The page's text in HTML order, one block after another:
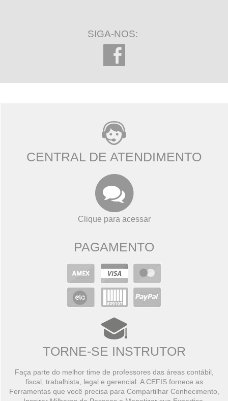
SIGA-NOS:
CENTRAL DE ATENDIMENTO
Clique para acessar
PAGAMENTO
TORNE-SE INSTRUTOR
Faça parte do melhor time de professores das áreas contábil,
fiscal, trabalhista, legal e gerencial. A CEFIS fornece as
Ferramentas que você precisa para Compartilhar Conhecimento,